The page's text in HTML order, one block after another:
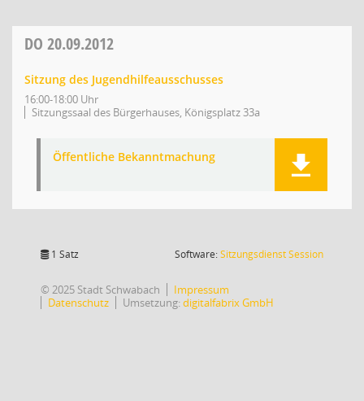
DO 20.09.2012
Sitzung des Jugendhilfeausschusses
16:00-18:00 Uhr
Sitzungssaal des Bürgerhauses, Königsplatz 33a
Öffentliche Bekanntmachung
1 Satz Software:SitzungsdienstSession(Wird in
© 2025 Stadt Schwabach
Impressum
Datenschutz
Umsetzung:digitalfabrix GmbH